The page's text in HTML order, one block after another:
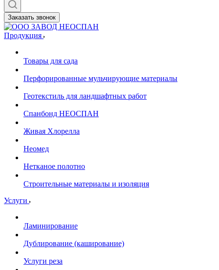
Заказать звонок
Продукция
Товары для сада
Перфорированные мульчирующие материалы
Геотекстиль для ландшафтных работ
Спанбонд НЕОСПАН
Живая Хлорелла
Нeомед
Нетканое полотно
Строительные материалы и изоляция
Услуги
Ламинирование
Дублирование (каширование)
Услуги реза